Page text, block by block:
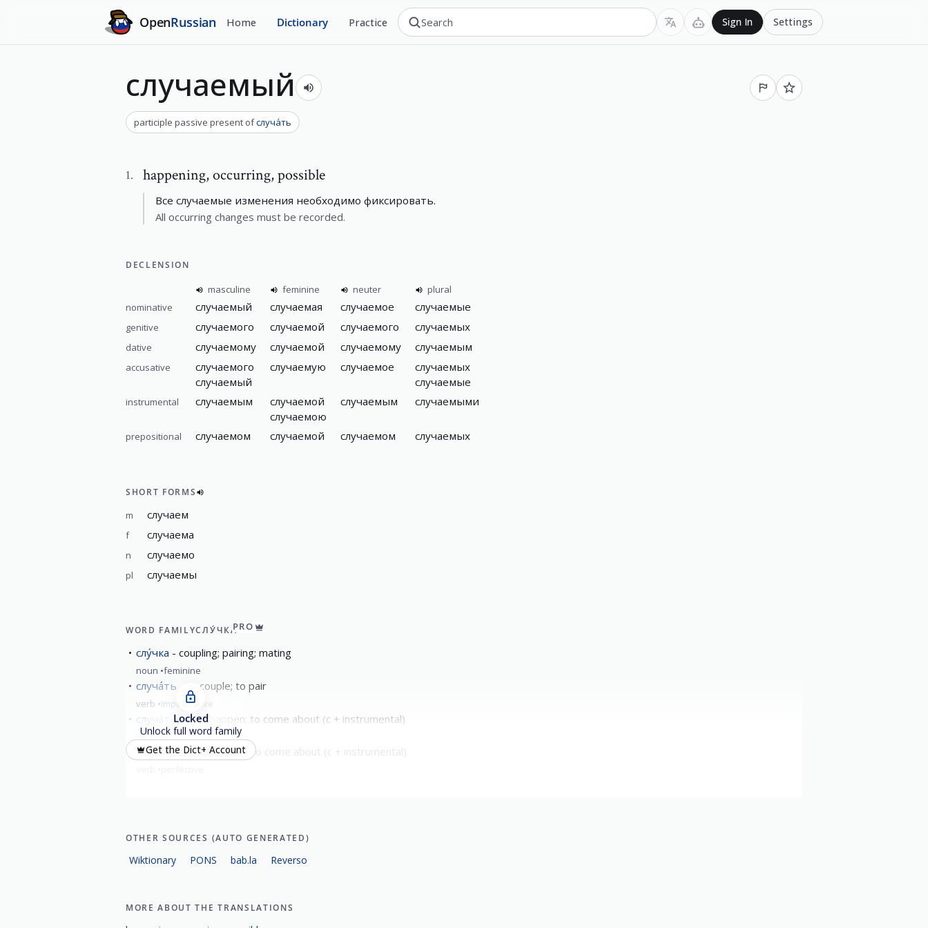
OpenRussian Home Dictionary Practice Sign In Settings
случаемый
participle passive present ofслуча́ть
1. happening,occurring, possible
Все случаемые изменения необходимо фиксировать.
All occurring changes must be recorded.
DECLENSION
masculine feminine neuter
plural
nominative
случаемый случаемая случаемое случаемые
genitive случаемого случаемой случаемого случаемых
dative случаемому случаемой случаемому случаемым
accusative
случаемого
случаемый
случаемую случаемое
случаемых
случаемые
instrumental случаемым
случаемой
случаемою
случаемым случаемыми
prepositional случаемом случаемой случаемом случаемых
SHORT FORMS
m случаем
f случаема
n случаемо
pl случаемы
WORD FAMILYСЛУ́ЧКАPRO
слу́чка coupling; pairing; mating
noun feminine
случа́ть to couple; to pair
verb imperfective
случа́ться to happen; to come about (с + instrumental)
verb imperfective
случи́ться to happen; to come about (с + instrumental)
Locked
Unlock full word family
Get the Dict+ Account
OTHER SOURCES (AUTO GENERATED)
Wiktionary PONS bab.la Reverso
MORE ABOUT THE TRANSLATIONS